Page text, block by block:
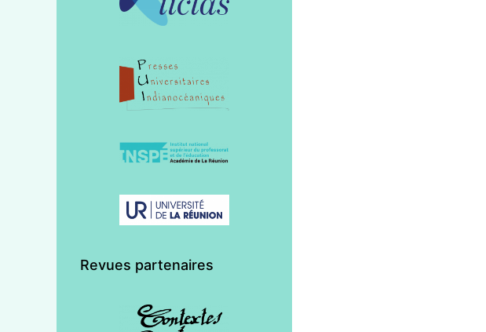
Revues partenaires